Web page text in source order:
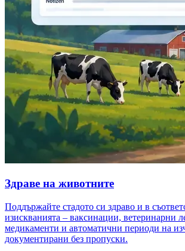
Здраве на животните
Поддържайте стадото си здраво и в
изискванията – ваксинации, ветеринарни
медикаменти и автоматични периоди на
документирани без пропуски.